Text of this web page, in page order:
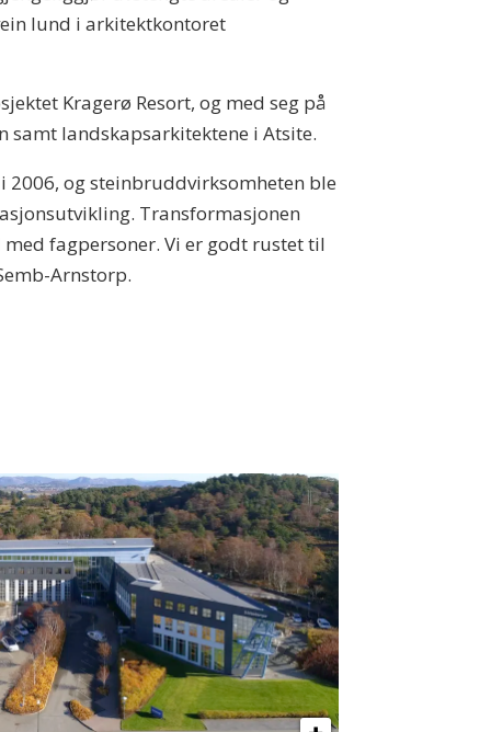
lund i arkitektkontoret
Kragerø Resort, og med seg på
samt landskapsarkitektene i Atsite.
2006, og steinbruddvirksomheten ble
Transformasjonen
fagpersoner. Vi er godt rustet til
Arnstorp.